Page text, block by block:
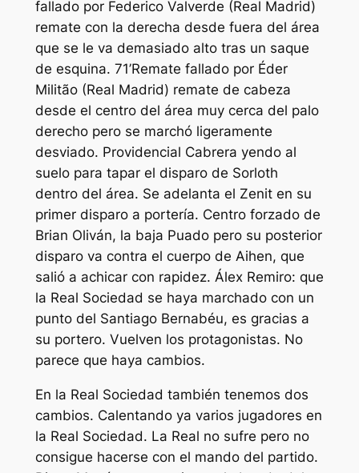
fallado por Federico Valverde (Real Madrid)
remate con la derecha desde fuera del área
que se le va demasiado alto tras un saque
de esquina. 71’Remate fallado por Éder
Militão (Real Madrid) remate de cabeza
desde el centro del área muy cerca del palo
derecho pero se marchó ligeramente
desviado. Providencial Cabrera yendo al
suelo para tapar el disparo de Sorloth
dentro del área. Se adelanta el Zenit en su
primer disparo a portería. Centro forzado de
Brian Oliván, la baja Puado pero su posterior
disparo va contra el cuerpo de Aihen, que
salió a achicar con rapidez. Álex Remiro: que
la Real Sociedad se haya marchado con un
punto del Santiago Bernabéu, es gracias a
su portero. Vuelven los protagonistas. No
parece que haya cambios.
En la Real Sociedad también tenemos dos
cambios. Calentando ya varios jugadores en
la Real Sociedad. La Real no sufre pero no
consigue hacerse con el mando del partido.